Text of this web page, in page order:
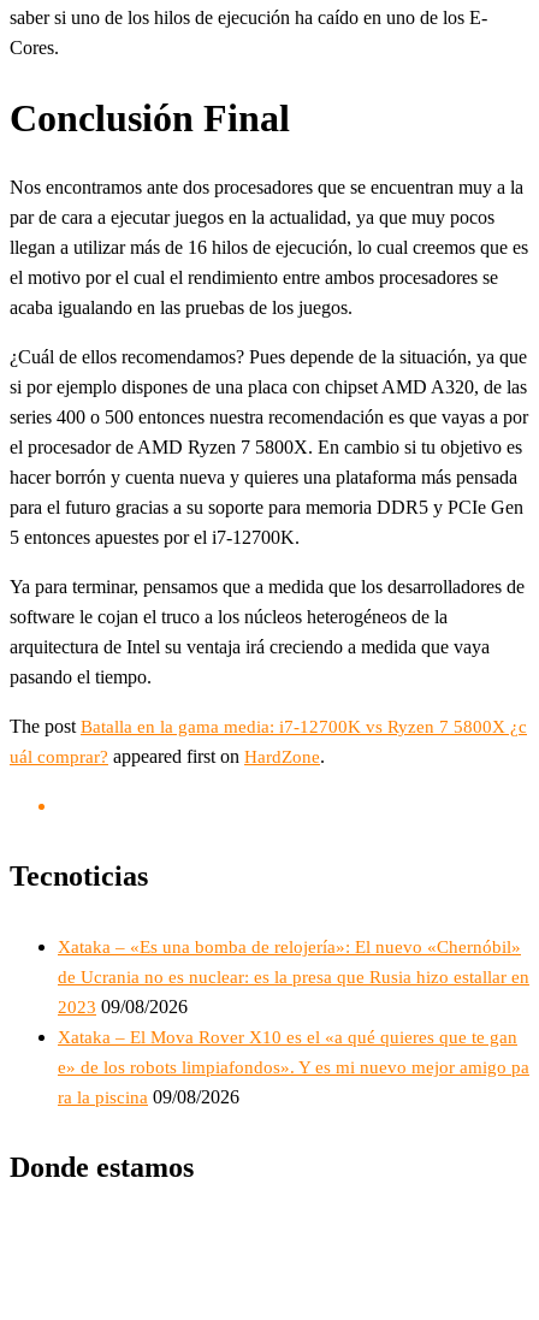
saber si uno de los hilos de ejecución ha caído en uno de los E-
Cores.
Conclusión Final
Nos encontramos ante dos procesadores que se encuentran muy a la
par de cara a ejecutar juegos en la actualidad, ya que muy pocos
llegan a utilizar más de 16 hilos de ejecución, lo cual creemos que es
el motivo por el cual el rendimiento entre ambos procesadores se
acaba igualando en las pruebas de los juegos.
¿Cuál de ellos recomendamos? Pues depende de la situación, ya que
si por ejemplo dispones de una placa con chipset AMD A320, de las
series 400 o 500 entonces nuestra recomendación es que vayas a por
el procesador de AMD Ryzen 7 5800X. En cambio si tu objetivo es
hacer borrón y cuenta nueva y quieres una plataforma más pensada
para el futuro gracias a su soporte para memoria DDR5 y PCIe Gen
5 entonces apuestes por el i7-12700K.
Ya para terminar, pensamos que a medida que los desarrolladores de
software le cojan el truco a los núcleos heterogéneos de la
arquitectura de Intel su ventaja irá creciendo a medida que vaya
pasando el tiempo.
The post Batalla en la gama media: i7-12700K vs Ryzen 7 5800X ¿c
uál comprar? appeared first on HardZone.
Tecnoticias
Xataka – «Es una bomba de relojería»: El nuevo «Chernóbil»
de Ucrania no es nuclear: es la presa que Rusia hizo estallar en
2023 09/08/2026
Xataka – El Mova Rover X10 es el «a qué quieres que te gan
e» de los robots limpiafondos». Y es mi nuevo mejor amigo pa
ra la piscina 09/08/2026
Donde estamos